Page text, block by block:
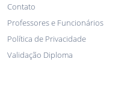
Contato
Professores e Funcionários
Política de Privacidade
Validação Diploma